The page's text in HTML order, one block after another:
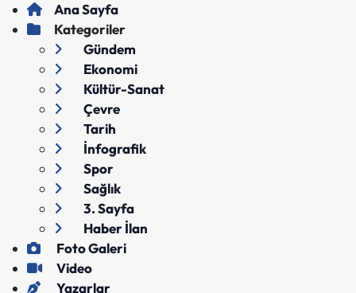
Ana Sayfa
Kategoriler
Gündem
Ekonomi
Kültür-Sanat
Çevre
Tarih
İnfografik
Spor
Sağlık
3. Sayfa
Haber İlan
Foto Galeri
Video
Yazarlar